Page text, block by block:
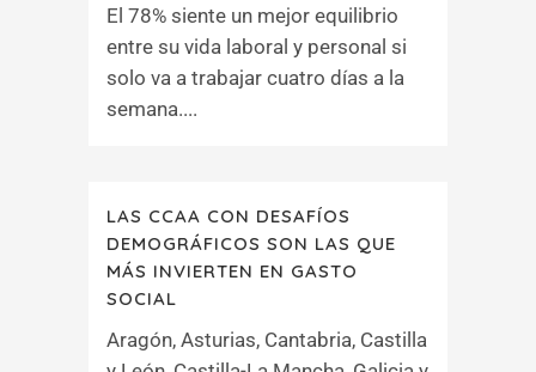
El 78% siente un mejor equilibrio
entre su vida laboral y personal si
solo va a trabajar cuatro días a la
semana....
LAS CCAA CON DESAFÍOS
DEMOGRÁFICOS SON LAS QUE
MÁS INVIERTEN EN GASTO
SOCIAL
Aragón, Asturias, Cantabria, Castilla